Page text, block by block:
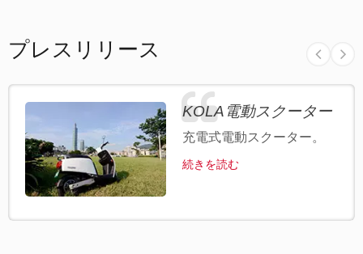
プレスリリース
KOLA電動スクーター
充電式電動スクーター。
続きを読む